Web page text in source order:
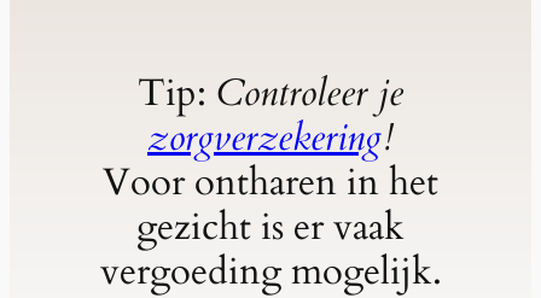
Tip: Controleer je
zorgverzekering!
Voor ontharen in het
gezicht is er vaak
vergoeding mogelijk.